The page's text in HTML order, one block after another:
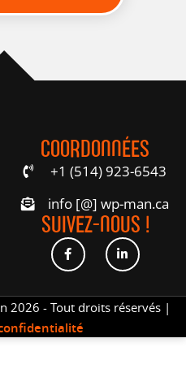
COORDONNÉES
+1 (514) 923-6543
info [@] wp-man.ca
SUIVEZ-NOUS !
2026 - Tout droits réservés |